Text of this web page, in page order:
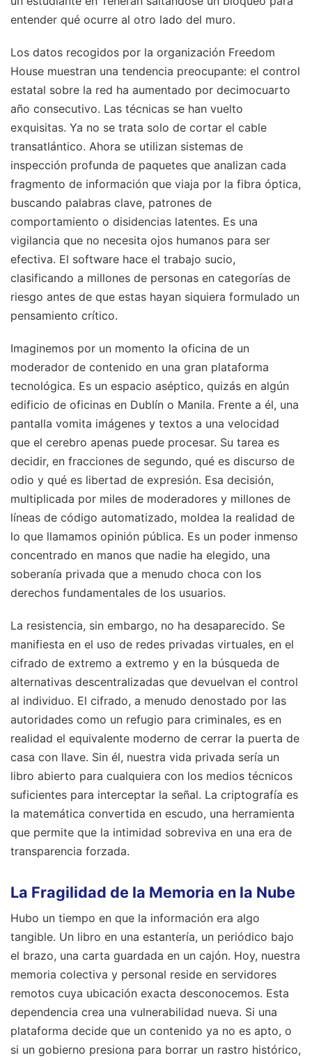
entender qué ocurre al otro lado del muro.
Los datos recogidos por la organización Freedom
House muestran una tendencia preocupante: el control
estatal sobre la red ha aumentado por decimocuarto
año consecutivo. Las técnicas se han vuelto
exquisitas. Ya no se trata solo de cortar el cable
transatlántico. Ahora se utilizan sistemas de
inspección profunda de paquetes que analizan cada
fragmento de información que viaja por la fibra óptica,
buscando palabras clave, patrones de
comportamiento o disidencias latentes. Es una
vigilancia que no necesita ojos humanos para ser
efectiva. El software hace el trabajo sucio,
clasificando a millones de personas en categorías de
riesgo antes de que estas hayan siquiera formulado un
pensamiento crítico.
Imaginemos por un momento la oficina de un
moderador de contenido en una gran plataforma
tecnológica. Es un espacio aséptico, quizás en algún
edificio de oficinas en Dublín o Manila. Frente a él, una
pantalla vomita imágenes y textos a una velocidad
que el cerebro apenas puede procesar. Su tarea es
decidir, en fracciones de segundo, qué es discurso de
odio y qué es libertad de expresión. Esa decisión,
multiplicada por miles de moderadores y millones de
líneas de código automatizado, moldea la realidad de
lo que llamamos opinión pública. Es un poder inmenso
concentrado en manos que nadie ha elegido, una
soberanía privada que a menudo choca con los
derechos fundamentales de los usuarios.
La resistencia, sin embargo, no ha desaparecido. Se
manifiesta en el uso de redes privadas virtuales, en el
cifrado de extremo a extremo y en la búsqueda de
alternativas descentralizadas que devuelvan el control
al individuo. El cifrado, a menudo denostado por las
autoridades como un refugio para criminales, es en
realidad el equivalente moderno de cerrar la puerta de
casa con llave. Sin él, nuestra vida privada sería un
libro abierto para cualquiera con los medios técnicos
suficientes para interceptar la señal. La criptografía es
la matemática convertida en escudo, una herramienta
que permite que la intimidad sobreviva en una era de
transparencia forzada.
La Fragilidad de la Memoria en la Nube
Hubo un tiempo en que la información era algo
tangible. Un libro en una estantería, un periódico bajo
el brazo, una carta guardada en un cajón. Hoy, nuestra
memoria colectiva y personal reside en servidores
remotos cuya ubicación exacta desconocemos. Esta
dependencia crea una vulnerabilidad nueva. Si una
plataforma decide que un contenido ya no es apto, o
si un gobierno presiona para borrar un rastro histórico,